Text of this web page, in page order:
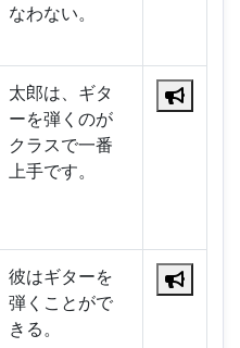
なわない。
太郎は、ギタ
ーを弾くのが
クラスで一番
上手です。
彼はギターを
弾くことがで
きる。